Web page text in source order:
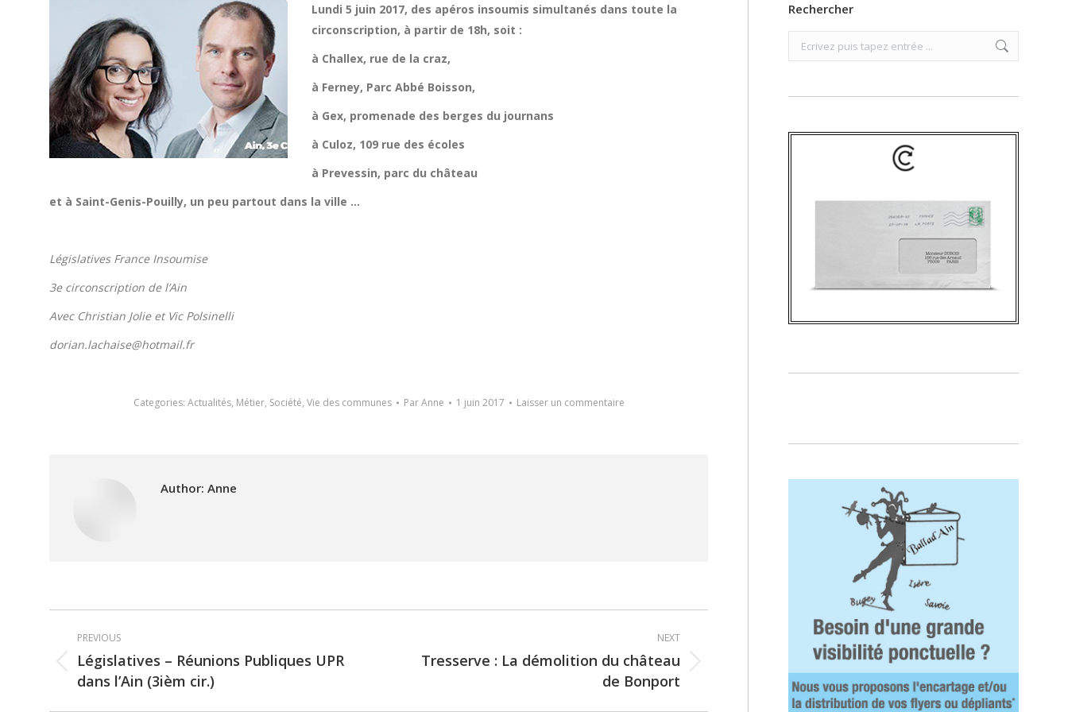
Lundi 5 juin 2017, des apéros insoumis simultanés dans toute la
circonscription, à partir de 18h, soit :
à Challex, rue de la craz,
à Ferney, Parc Abbé Boisson,
à Gex, promenade des berges du journans
à Culoz, 109 rue des écoles
à Prevessin, parc du château
et à Saint-Genis-Pouilly, un peu partout dans la ville …
Législatives France Insoumise
3e circonscription de l’Ain
Avec Christian Jolie et Vic Polsinelli
dorian.lachaise@hotmail.fr
Categories: Actualités, Métier, Société, Vie des communes ParAnne 1 juin 2017 Laisser un commentaire
Author: Anne
Post
navigation
PREVIOUS
Previous
post:
Législatives – Réunions Publiques UPR
dans l’Ain (3ièm cir.)
NEXT
Next
Tresserve : La démolition du château
de Bonport
Rechercher
Search: